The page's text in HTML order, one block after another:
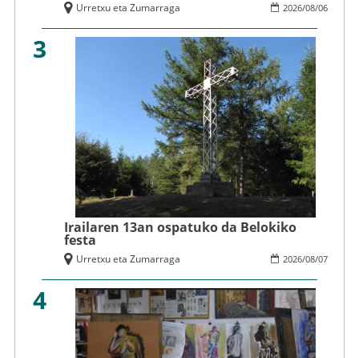
2026/08/06
Urretxu eta Zumarraga
3
Irailaren 13an ospatuko da Belokiko
festa
2026/08/07
Urretxu eta Zumarraga
4